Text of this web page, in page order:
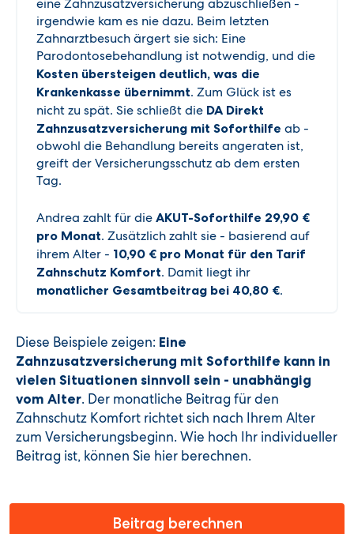
eine Zahnzusatzversicherung abzuschließen -
irgendwie kam es nie dazu. Beim letzten
Zahnarztbesuch ärgert sie sich: Eine
Parodontosebehandlung ist notwendig, und die
Kosten übersteigen deutlich, was die
Krankenkasse übernimmt. Zum Glück ist es
nicht zu spät. Sie schließt die DA Direkt
Zahnzusatzversicherung mit Soforthilfe ab -
obwohl die Behandlung bereits angeraten ist,
greift der Versicherungsschutz ab dem ersten
Tag.
Andrea zahlt für die AKUT-Soforthilfe 29,90 €
pro Monat. Zusätzlich zahlt sie - basierend auf
ihrem Alter - 10,90 € pro Monat für den Tarif
Zahnschutz Komfort. Damit liegt ihr
monatlicher Gesamtbeitrag bei 40,80 €.
Diese Beispiele zeigen: Eine
Zahnzusatzversicherung mit Soforthilfe kann in
vielen Situationen sinnvoll sein - unabhängig
vom Alter. Der monatliche Beitrag für den
Zahnschutz Komfort richtet sich nach Ihrem Alter
zum Versicherungsbeginn. Wie hoch Ihr individueller
Beitrag ist, können Sie hier berechnen.
Beitrag berechnen